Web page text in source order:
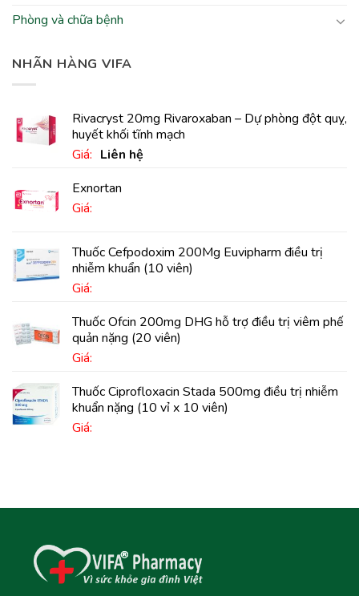
Phòng và chữa bệnh
NHÃN HÀNG VIFA
Rivacryst 20mg Rivaroxaban – Dự phòng đột quỵ,
huyết khối tĩnh mạch
Giá: Liên hệ
Exnortan
Giá:
Thuốc Cefpodoxim 200Mg Euvipharm điều trị
nhiễm khuẩn (10 viên)
Giá:
Thuốc Ofcin 200mg DHG hỗ trợ điều trị viêm phế
quản nặng (20 viên)
Giá:
Thuốc Ciprofloxacin Stada 500mg điều trị nhiễm
khuẩn nặng (10 vỉ x 10 viên)
Giá: